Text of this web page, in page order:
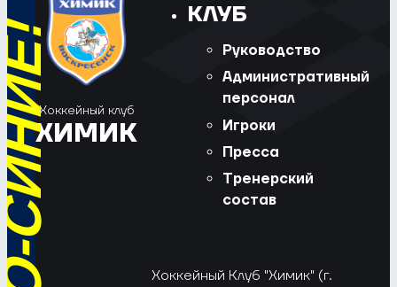
Хоккейный клуб
ХИМИК
КЛУБ
Руководство
Административный
персонал
Игроки
Пресса
Тренерский
состав
Хоккейный Клуб "Химик" (г.